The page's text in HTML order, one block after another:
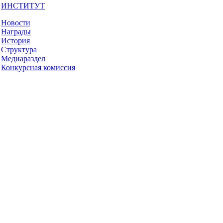
ИНСТИТУТ
Новости
Награды
История
Структура
Медиараздел
Конкурсная комиссия